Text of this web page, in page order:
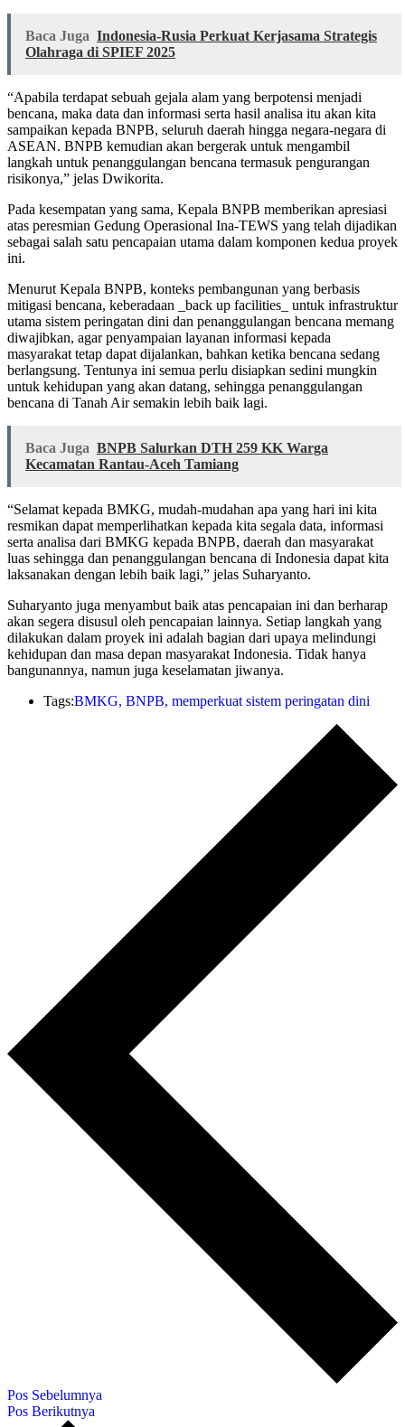
Baca Juga Indonesia-Rusia Perkuat Kerjasama Strategis
Olahraga di SPIEF 2025
“Apabila terdapat sebuah gejala alam yang berpotensi menjadi
bencana, maka data dan informasi serta hasil analisa itu akan kita
sampaikan kepada BNPB, seluruh daerah hingga negara-negara di
ASEAN. BNPB kemudian akan bergerak untuk mengambil
langkah untuk penanggulangan bencana termasuk pengurangan
risikonya,” jelas Dwikorita.
Pada kesempatan yang sama, Kepala BNPB memberikan apresiasi
atas peresmian Gedung Operasional Ina-TEWS yang telah dijadikan
sebagai salah satu pencapaian utama dalam komponen kedua proyek
ini.
Menurut Kepala BNPB, konteks pembangunan yang berbasis
mitigasi bencana, keberadaan _back up facilities_ untuk infrastruktur
utama sistem peringatan dini dan penanggulangan bencana memang
diwajibkan, agar penyampaian layanan informasi kepada
masyarakat tetap dapat dijalankan, bahkan ketika bencana sedang
berlangsung. Tentunya ini semua perlu disiapkan sedini mungkin
untuk kehidupan yang akan datang, sehingga penanggulangan
bencana di Tanah Air semakin lebih baik lagi.
Baca Juga BNPB Salurkan DTH 259 KK Warga
Kecamatan Rantau-Aceh Tamiang
“Selamat kepada BMKG, mudah-mudahan apa yang hari ini kita
resmikan dapat memperlihatkan kepada kita segala data, informasi
serta analisa dari BMKG kepada BNPB, daerah dan masyarakat
luas sehingga dan penanggulangan bencana di Indonesia dapat kita
laksanakan dengan lebih baik lagi,” jelas Suharyanto.
Suharyanto juga menyambut baik atas pencapaian ini dan berharap
akan segera disusul oleh pencapaian lainnya. Setiap langkah yang
dilakukan dalam proyek ini adalah bagian dari upaya melindungi
kehidupan dan masa depan masyarakat Indonesia. Tidak hanya
bangunannya, namun juga keselamatan jiwanya.
Tags:BMKG, BNPB, memperkuat sistem peringatan dini
Pos Sebelumnya
Pos Berikutnya